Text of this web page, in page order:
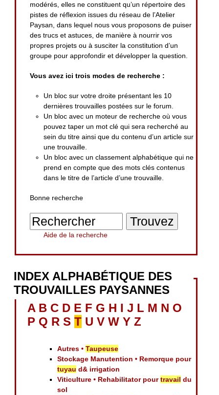
modérés, elles ne constituent qu’un répertoire des
pistes de réflexion issues du réseau de l’Atelier
Paysan, dans lequel nous vous proposons de puiser
des trucs et astuces, de manière à nourrir vos
propres projets ou à susciter la constitution d’un
groupe pour approfondir et développer la question.
Vous avez ici trois modes de recherche :
Un bloc sur votre droite présentant les 10
dernières trouvailles postées sur le forum.
Un bloc avec un moteur de recherche où vous
pouvez taper un mot clé qui sera recherché au
sein du titre ainsi que du contenu d’un article sur
une trouvaille.
Un bloc avec un classement alphabétique qui ne
prend en compte que des mots clés contenus
dans le titre de l’article d’une trouvaille.
Bonne recherche
Aide de la recherche
INDEX ALPHABÉTIQUE DES
TROUVAILLES PAYSANNES
A B C D E F G H I J L M N O
P Q R S T U V W Y Z
Autres •Taupeuse
Stockage Manutention • Remorque pour
tuyau d& irrigation
Viticulture • Rehabilitator pourtravail du
sol